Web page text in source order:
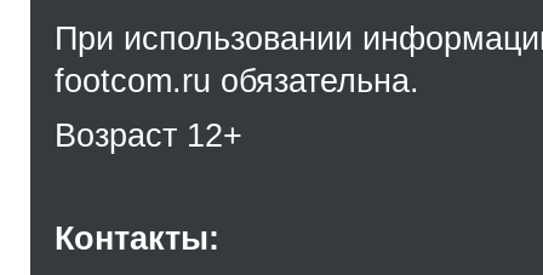
При использовании
footcom.ru обязательна.
Возраст 12+
Контакты: